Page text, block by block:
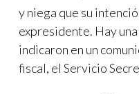
y niega que su
expresidente. Hay
indicaron en un
fiscal, el Servicio